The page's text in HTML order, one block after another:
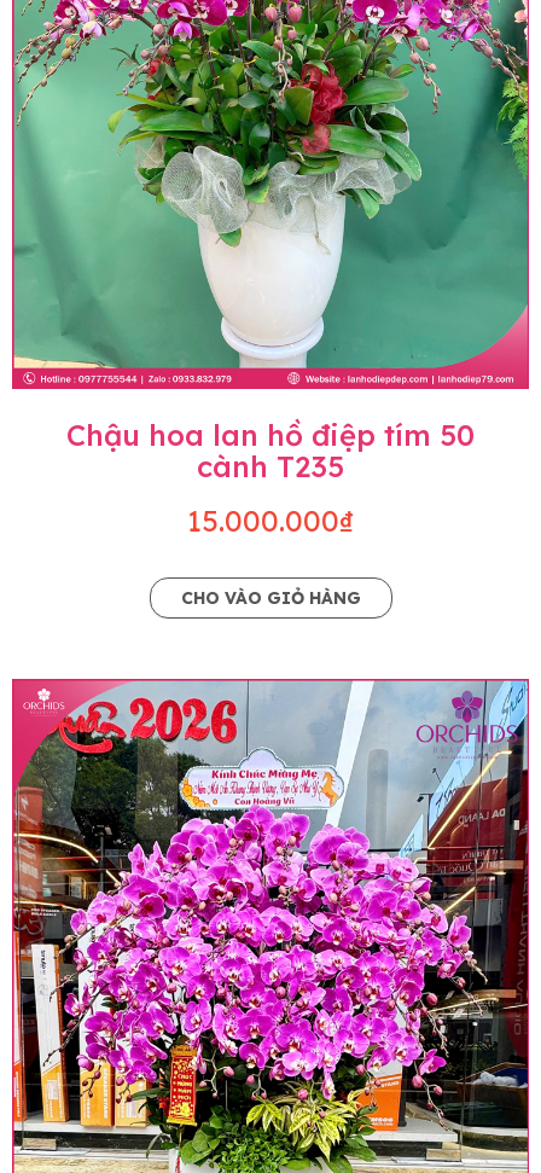
Chậu hoa lan hồ điệp tím 50
cành T235
15.000.000₫
CHO VÀO GIỎ HÀNG